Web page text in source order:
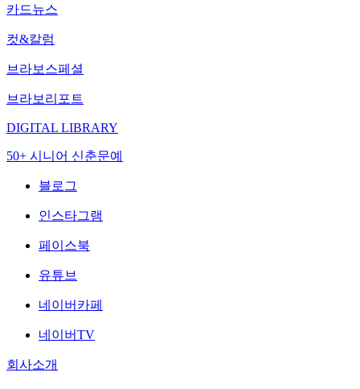
카드뉴스
컷&칼럼
브라보스페셜
브라보리포트
DIGITAL LIBRARY
50+ 시니어 신춘문예
블로그
인스타그램
페이스북
유튜브
네이버카페
네이버TV
회사소개